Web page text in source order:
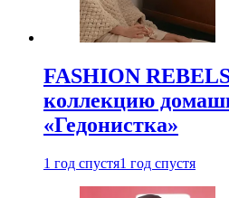
FASHION
коллекцию
«Гедонистка»
1 год спустя1 год спустя